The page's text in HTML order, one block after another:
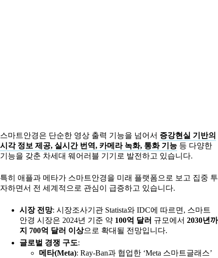
스마트안경은 단순한 영상 출력 기능을 넘어서 증강현실 기반의
시각 정보 제공, 실시간 번역, 카메라 녹화, 통화 기능 등 다양한
기능을 갖춘 차세대 웨어러블 기기로 발전하고 있습니다.
특히 애플과 메타가 스마트안경을 미래 플랫폼으로 보고 집중 투
자하면서 전 세계적으로 관심이 급증하고 있습니다.
시장 전망: 시장조사기관 Statista와 IDC에 따르면, 스마트
안경 시장은 2024년 기준 약 100억 달러 규모에서 2030년까
지 700억 달러 이상으로 확대될 전망입니다.
글로벌 경쟁 구도:
메타(Meta): Ray-Ban과 협업한 ‘Meta 스마트글래스’